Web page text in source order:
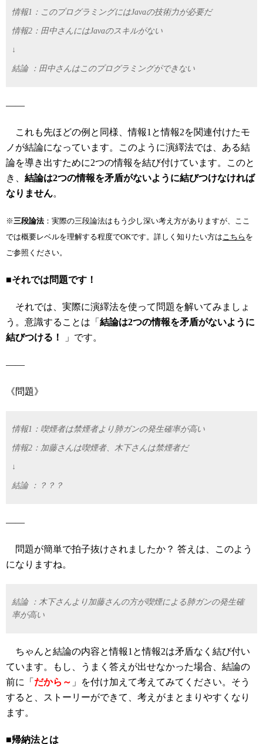
情報1：このプログラミングにはJavaの技術力が必要だ
情報2：田中さんにはJavaのスキルがない
↓
結論 ：田中さんはこのプログラミングができない
――
これも先ほどの例と同様、情報1と情報2を関連付けたモ
ノが結論になっています。このように演繹法では、ある結
論を導き出すために2つの情報を結び付けています。このと
き、 結論は2つの情報を矛盾がないように結びつけなければ
なりません。
※三段論法：実際の三段論法はもう少し深い考え方がありますが、ここ
では概要レベルを理解する程度でOKです。詳しく知りたい方はこちら を
ご参照ください。
■それでは問題です！
それでは、実際に演繹法を使って問題を解いてみましょ
う。意識することは「 結論は2つの情報を矛盾がないように
結びつける！
」です。
――
《問題》
情報1：喫煙者は禁煙者より肺ガンの発生確率が高い
情報2：加藤さんは喫煙者、木下さんは禁煙者だ
↓
結論 ：？？？
――
問題が簡単で拍子抜けされましたか？ 答えは、このよう
になりますね。
結論 ：木下さんより加藤さんの方が喫煙による肺ガンの発生確
率が高い
ちゃんと結論の内容と情報1と情報2は矛盾なく結び付い
ています。もし、うまく答えが出せなかった場合、結論の
前に「 だから～ 」を付け加えて考えてみてください。そう
すると、ストーリーができて、考えがまとまりやすくなり
ます。
■帰納法とは